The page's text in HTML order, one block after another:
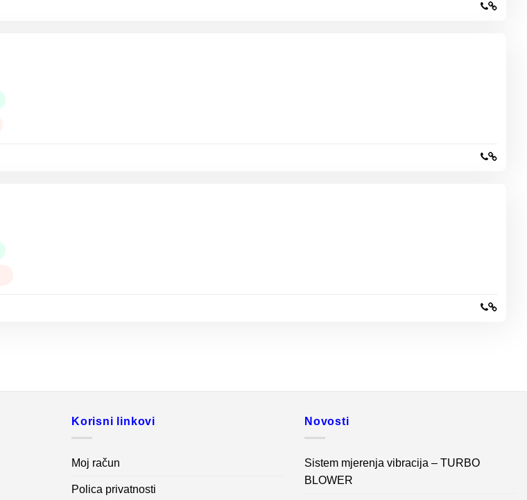
Korisni linkovi
Moj račun
Polica privatnosti
Novosti
Sistem mjerenja vibracija – TURBO
BLOWER